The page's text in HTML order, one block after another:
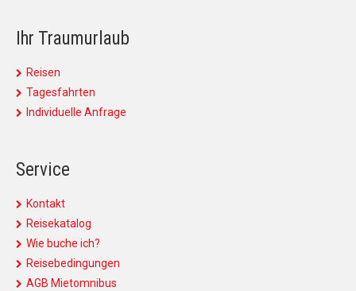
Ihr Traumurlaub
Reisen
Tagesfahrten
Individuelle Anfrage
Service
Kontakt
Reisekatalog
Wie buche ich?
Reisebedingungen
AGB Mietomnibus